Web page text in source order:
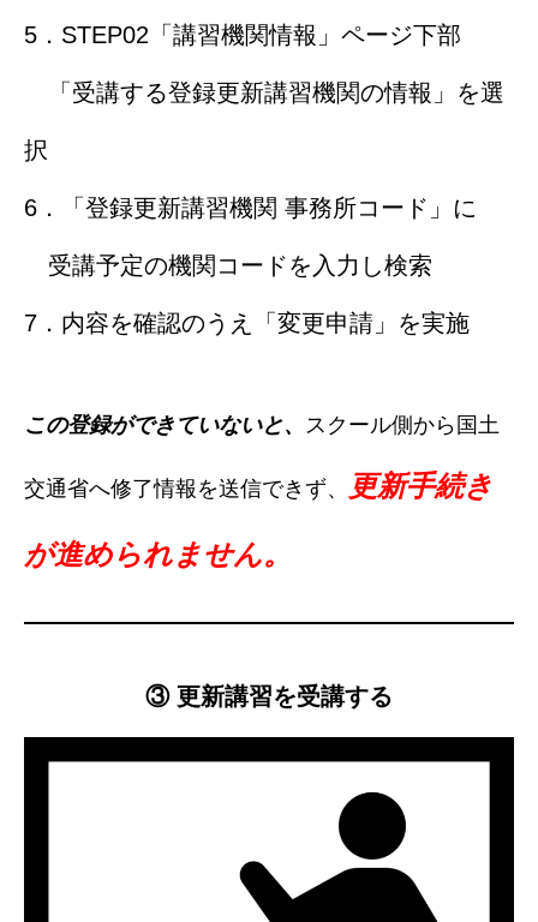
5．STEP02「講習機関情報」ページ下部
「受講する登録更新講習機関の情報」を選
択
6．「登録更新講習機関 事務所コード」に
受講予定の機関コードを入力し検索
7．内容を確認のうえ「変更申請」を実施
この登録ができていないと、 スクール側から国土
交通省へ修了情報を送信できず、 更新手続き
が進められません。
③ 更新講習を受講する